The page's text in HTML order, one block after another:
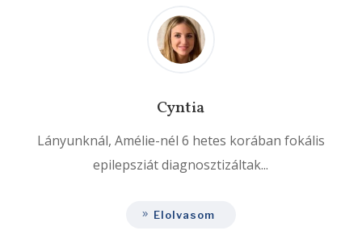
Cyntia
Lányunknál, Amélie-nél 6 hetes korában fokális
epilepsziát diagnosztizáltak...
Elolvasom